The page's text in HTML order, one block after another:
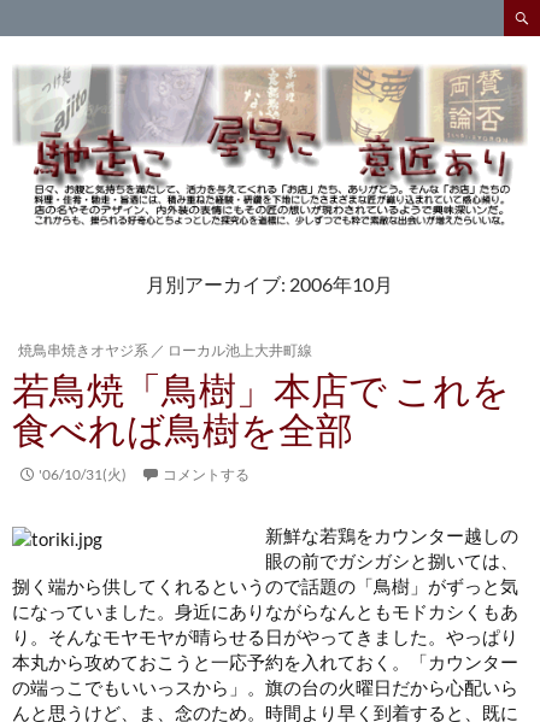
索
ン
テ
ン
ツ
月別アーカイブ: 2006年10月
焼鳥串焼きオヤジ系 ／ ローカル池上大井町線
若鳥焼「鳥樹」本店で これを
食べれば鳥樹を全部
'06/10/31(火) コメントする
新鮮な若鶏をカウンター越しの
眼の前でガシガシと捌いては、
捌く端から供してくれるというので話題の「鳥樹」がずっと気
になっていました。身近にありながらなんともモドカシくもあ
り。そんなモヤモヤが晴らせる日がやってきました。やっぱり
本丸から攻めておこうと一応予約を入れておく。「カウンター
の端っこでもいいっスから」。旗の台の火曜日だから心配いら
んと思うけど、ま、念のため。時間より早く到着すると、既に